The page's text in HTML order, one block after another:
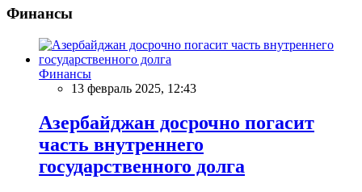
Финансы
Финансы
13 февраль 2025, 12:43
Азербайджан досрочно погасит
часть внутреннего
государственного долга